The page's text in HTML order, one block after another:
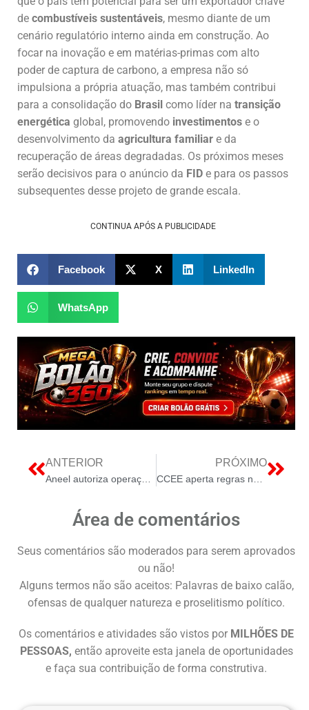
de combustíveis sustentáveis, mesmo diante de um
cenário regulatório interno ainda em construção. Ao
focar na inovação e em matérias-primas com alto
poder de captura de carbono, a empresa não só
impulsiona a própria atuação, mas também contribui
para a consolidação do Brasil como líder na transição
energética global, promovendo investimentos e o
desenvolvimento da agricultura familiar e da
recuperação de áreas degradadas. Os próximos meses
serão decisivos para o anúncio da FID e para os passos
subsequentes desse projeto de grande escala.
CONTINUA APÓS A PUBLICIDADE
Facebook X LinkedIn
WhatsApp
ANTERIOR PRÓXIMO
Área de comentários
Seus comentários são moderados para serem aprovados
ou não!
Alguns termos não são aceitos: Palavras de baixo calão,
ofensas de qualquer natureza e proselitismo político.
Os comentários e atividades são vistos por MILHÕES DE
PESSOAS, então aproveite esta janela de oportunidades
e faça sua contribuição de forma construtiva.